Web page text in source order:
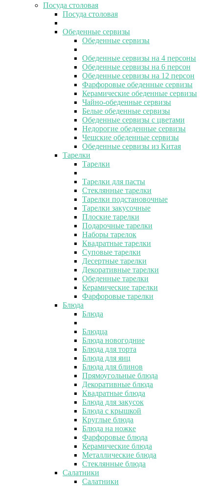
Посуда столовая
Посуда столовая
Обеденные сервизы
Обеденные сервизы
Обеденные сервизы на 4 персоны
Обеденные сервизы на 6 персон
Обеденные сервизы на 12 персон
Фарфоровые обеденные сервизы
Керамические обеденные сервизы
Чайно-обеденные сервизы
Белые обеденные сервизы
Обеденные сервизы с цветами
Недорогие обеденные сервизы
Чешские обеденные сервизы
Обеденные сервизы из Китая
Тарелки
Тарелки
Тарелки для пасты
Стеклянные тарелки
Тарелки подстановочные
Тарелки закусочные
Плоские тарелки
Подарочные тарелки
Наборы тарелок
Квадратные тарелки
Суповые тарелки
Десертные тарелки
Декоративные тарелки
Обеденные тарелки
Керамические тарелки
Фарфоровые тарелки
Блюда
Блюда
Блюдца
Блюда новогодние
Блюда для торта
Блюда для яиц
Блюда для блинов
Прямоугольные блюда
Декоративные блюда
Квадратные блюда
Блюда для закусок
Блюда с крышкой
Круглые блюда
Блюда на ножке
Фарфоровые блюда
Керамические блюда
Металлические блюда
Стеклянные блюда
Салатники
Салатники